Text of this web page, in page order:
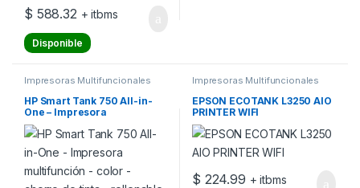
$ 588.32 + itbms
Disponible
Impresoras Multifuncionales
HP Smart Tank 750 All-in-
One – Impresora
multifunción – color – chorro
de tinta – rellenable – Letter
A (216 x 279 mm)/A4 (210 x
297 mm) (original) –
A4/Legal (material) – hasta
Impresoras Multifuncionales
EPSON ECOTANK L3250 AIO
PRINTER WIFI
$ 224.99 + itbms